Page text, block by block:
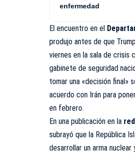
enfermedad
El encuentro en el
produjo antes de que
viernes en la sala de crisis
gabinete de seguridad
tomar una «decisión final»
acuerdo con Irán para
en febrero.
En una publicación en la
subrayó que la República
desarrollar un arma